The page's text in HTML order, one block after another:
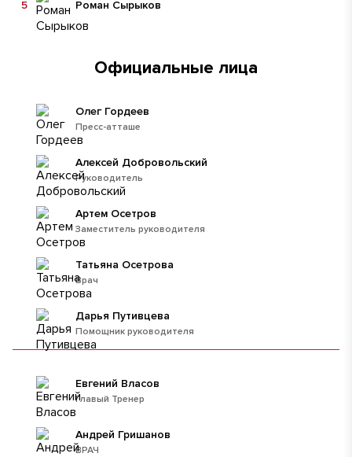
Роман Сырыков
5
Официальные лица
Пресс-атташе
Олег Гордеев
Руководитель
Алексей Добровольский
Заместитель руководителя
Артем Осетров
Врач
Татьяна Осетрова
Помощник руководителя
Дарья Путивцева
Главый Тренер
Евгений Власов
ВРАЧ
Андрей Гришанов